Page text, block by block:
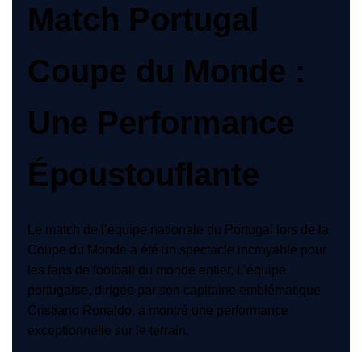
Match Portugal
Coupe du Monde :
Une Performance
Époustouflante
Le match de l’équipe nationale du Portugal lors de la
Coupe du Monde a été un spectacle incroyable pour
les fans de football du monde entier. L’équipe
portugaise, dirigée par son capitaine emblématique
Cristiano Ronaldo, a montré une performance
exceptionnelle sur le terrain.